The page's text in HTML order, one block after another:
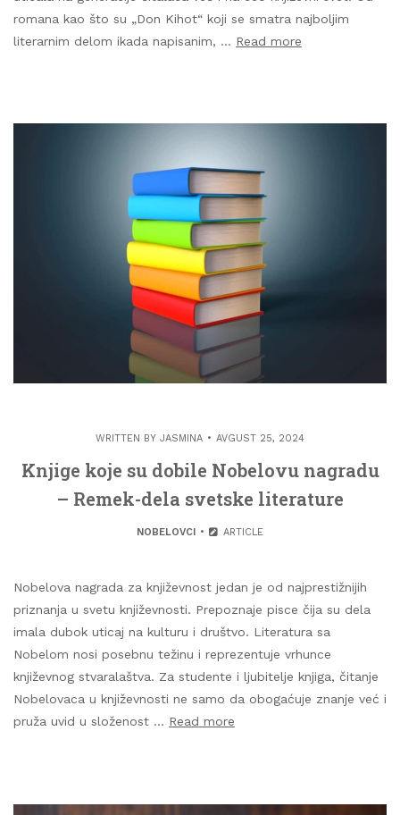
romana kao što su „Don Kihot“ koji se smatra najboljim
literarnim delom ikada napisanim, … Read more
WRITTEN BY JASMINA AVGUST 25, 2024
Knjige koje su dobile Nobelovu nagradu
– Remek-dela svetske literature
NOBELOVCI ARTICLE
Nobelova nagrada za književnost jedan je od najprestižnijih
priznanja u svetu književnosti. Prepoznaje pisce čija su dela
imala dubok uticaj na kulturu i društvo. Literatura sa
Nobelom nosi posebnu težinu i reprezentuje vrhunce
književnog stvaralaštva. Za studente i ljubitelje knjiga, čitanje
Nobelovaca u književnosti ne samo da obogaćuje znanje već i
pruža uvid u složenost … Read more